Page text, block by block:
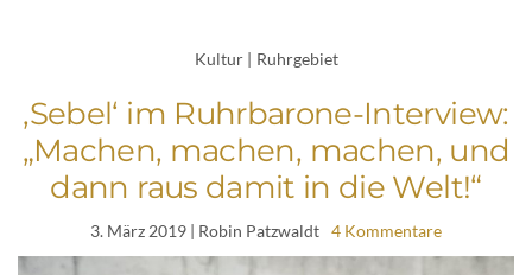
Kultur | Ruhrgebiet
‚Sebel‘ im Ruhrbarone-Interview:
„Machen, machen, machen, und
dann raus damit in die Welt!“
3. März 2019 | Robin Patzwaldt 4 Kommentare